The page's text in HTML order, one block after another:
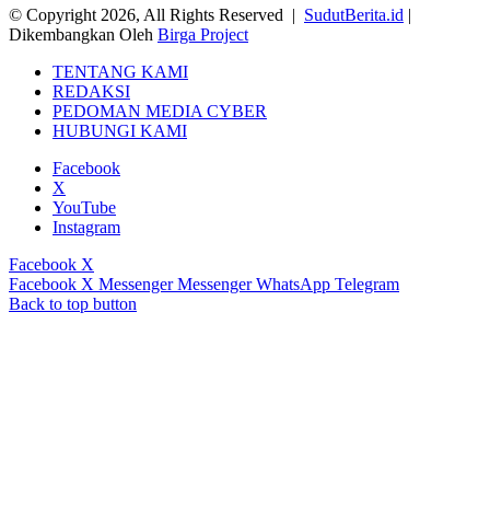
© Copyright 2026, All Rights Reserved | SudutBerita.id |
Dikembangkan Oleh Birga Project
TENTANG KAMI
REDAKSI
PEDOMAN MEDIA CYBER
HUBUNGI KAMI
Facebook
X
YouTube
Instagram
Facebook X
Facebook X Messenger Messenger WhatsApp Telegram
Back to top button